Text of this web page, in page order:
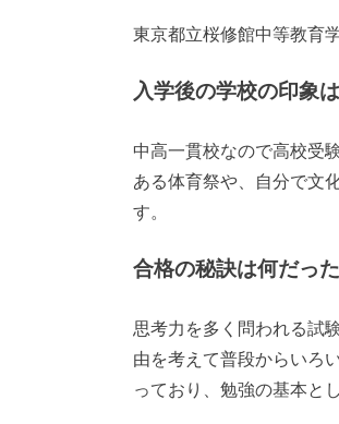
東京都立桜修館中等教育
入学後の学校の印象
中高一貫校なので高校受
ある体育祭や、自分で文
す。
合格の秘訣は何だっ
思考力を多く問われる試
由を考えて普段からいろ
っており、勉強の基本と